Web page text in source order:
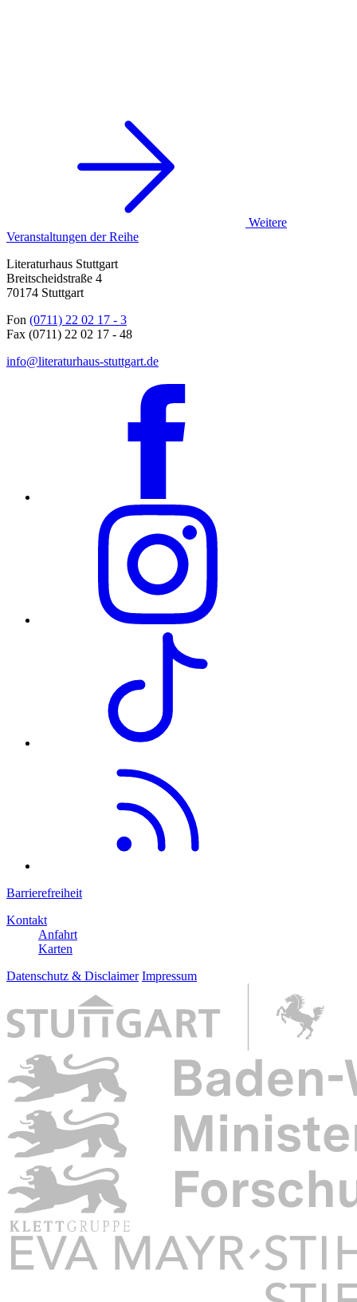
Weitere
Veranstaltungen der Reihe
Literaturhaus Stuttgart
Breitscheidstraße 4
70174 Stuttgart
Fon (0711) 22 02 17 - 3
Fax (0711) 22 02 17 - 48
info@literaturhaus-stuttgart.de
Barrierefreiheit
Kontakt
Anfahrt
Karten
Datenschutz & Disclaimer Impressum